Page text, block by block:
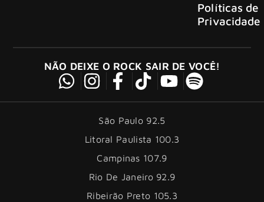
Políticas de
Privacidade
NÃO DEIXE O ROCK SAIR DE VOCÊ!
São Paulo 92.5
Litoral Paulista 100.3
Campinas 107.9
Rio De Janeiro 92.9
Ribeirão Preto 105.3